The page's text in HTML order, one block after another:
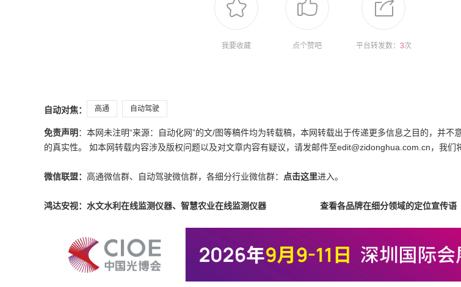
我要收藏 点个赞吧 平台转发数： 3次
自动对焦： 高通 自动驾驶
免责声明 ：本网未注明“来源：自动化网”的文/图等稿件均为转载稿，本网转载出于传递更多信息之目的，并不
的真实性。 如本网转载内容涉及版权问题以及对文章内容有疑议，请发邮件至edit@zidonghua.com.cn，我们
微信联盟： 高通微信群、自动驾驶微信群，各细分行业微信群： 点击这里进入。
鸿达安视：水文水利在线监测仪器、智慧农业在线监测仪器 查看各品牌在细分领域的定位宣传语